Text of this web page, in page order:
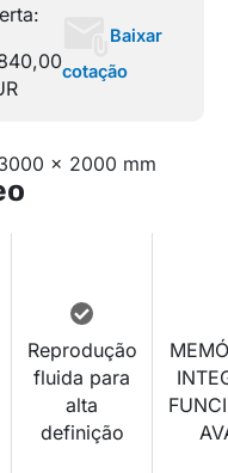
Baixar
cotação
Reprodução
fluida para
alta
definição